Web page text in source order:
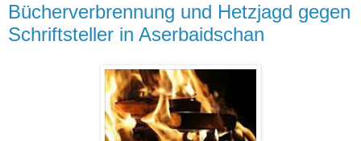
Bücherverbrennung und Hetzjagd gegen
Schriftsteller in Aserbaidschan